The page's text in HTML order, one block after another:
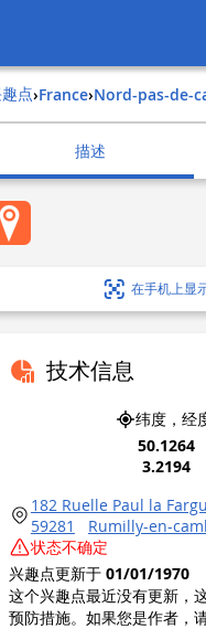
兴趣点› france› nord-pas-de-
描述
在手机上显
技术信息
纬度，经
50.1264
3.2194
182 Ruelle Paul la
59281
Rumilly-en-
状态不确定
兴趣点更新于 01/01/1970
这个兴趣点最近没有更新，
预防措施。如果您是作者，